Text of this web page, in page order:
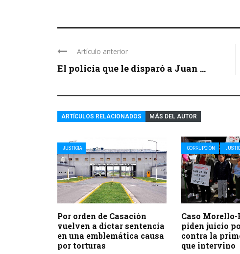
Artículo anterior
El policía que le disparó a Juan ...
ARTÍCULOS RELACIONADOS MÁS DEL AUTOR
JUSTICIA
Por orden de Casación
vuelven a dictar sentencia
en una emblemática causa
por torturas
CORRUPCIÓN
Caso
piden juicio
contra la
que intervino